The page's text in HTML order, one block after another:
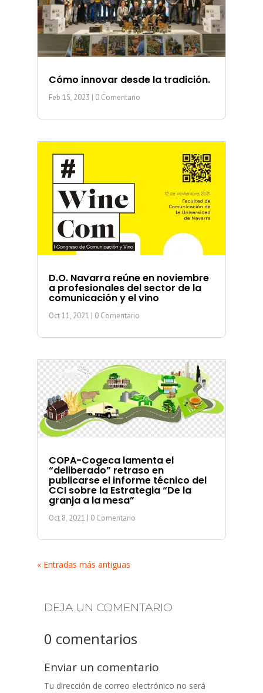
Cómo innovar desde la tradición.
Feb 15, 2023 | 0 Comentario
D.O. Navarra reúne en noviembre
a profesionales del sector de la
comunicación y el vino
Oct 11, 2021 | 0 Comentario
COPA-Cogeca lamenta el
“deliberado” retraso en
publicarse el informe técnico del
CCI sobre la Estrategia “De la
granja a la mesa”
Oct 8, 2021 | 0 Comentario
« Entradas más antiguas
DEJA UN COMENTARIO
0 comentarios
Enviar un comentario
Tu dirección de correo electrónico no será